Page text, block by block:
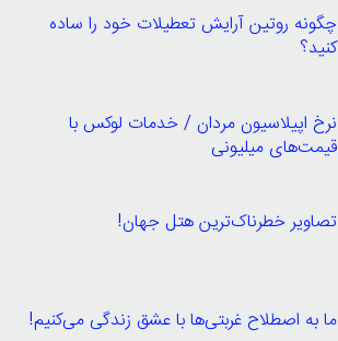
چگونه روتین آرایش تعطیلات خود را ساده
کنید؟
نرخ اپیلاسیون مردان / خدمات لوکس با
قیمت‌های میلیونی
تصاویر خطرناک‌ترین هتل جهان!
ما به اصطلاح غربتی‌ها با عشق زندگی می‌کنیم!